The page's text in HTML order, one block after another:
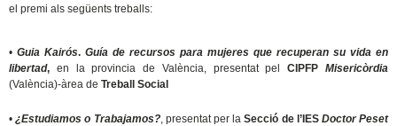
el premi als següents treballs:
•Guia Kairós.Guía de recursos para mujeres que recuperan su vida en
libertad, en la provincia de València, presentat pelCIPFP Misericòrdia
(València)-àrea deTreball Social
•¿Estudiamos o Trabajamos?, presentat per la Secció de l’IES Doctor Peset